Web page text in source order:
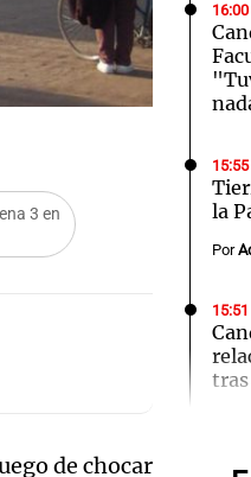
3 en
de chocar
16:00
15:55
la
Por
15:51
Notas